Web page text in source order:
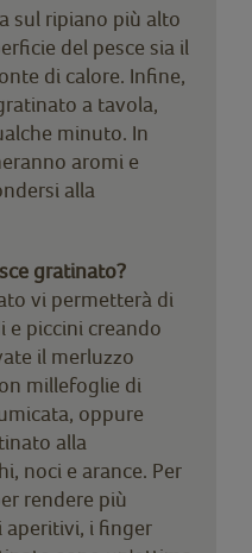
sul ripiano più alto
del pesce sia il
di calore. Infine,
a tavola,
minuto. In
aromi e
alla
gratinato?
vi permetterà di
e piccini creando
il merluzzo
millefoglie di
oppure
alla
noci e arance. Per
rendere più
aperitivi, i finger